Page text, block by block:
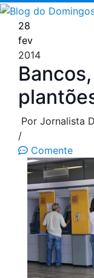
Pular
para
conteúdo
28
fev
2014
Por Jornalista
/
Comente